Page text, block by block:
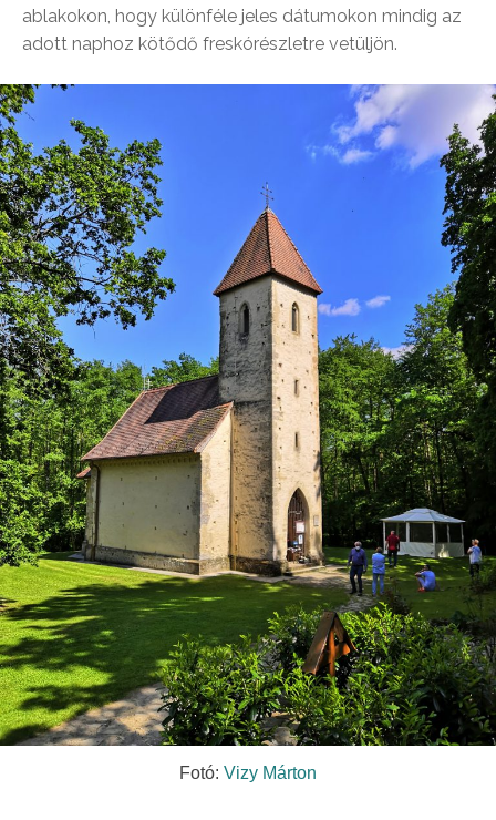
ablakokon, hogy különféle jeles dátumokon mindig az
adott naphoz kötődő freskórészletre vetüljön.
Fotó: Vizy Márton